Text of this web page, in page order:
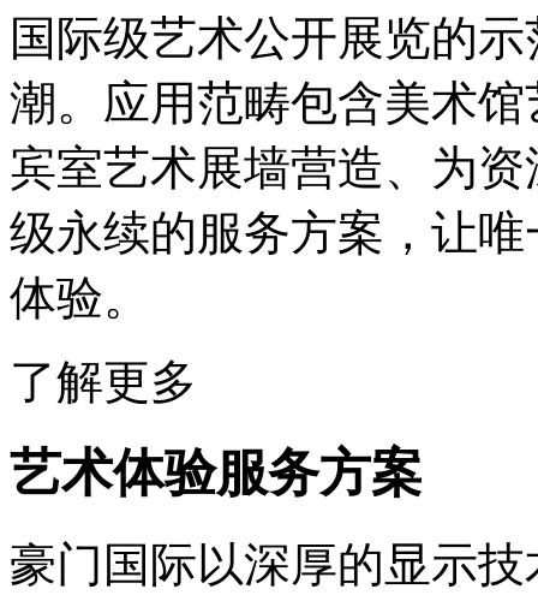
国际级艺术公开展览的
潮。应用范畴包含美术
宾室艺术展墙营造、为
级永续的服务方案，让
体验。
了解更多
艺术体验服务方案
豪门国际以深厚的显示